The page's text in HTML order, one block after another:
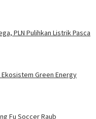
PLN Pulihkan Listrik Pasca
Ekosistem Green Energy
Fu Soccer Raub